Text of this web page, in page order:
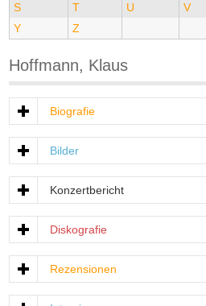
S
T U V
Y
Z
Hoffmann, Klaus
Biografie
Bilder
Konzertbericht
Diskografie
Rezensionen